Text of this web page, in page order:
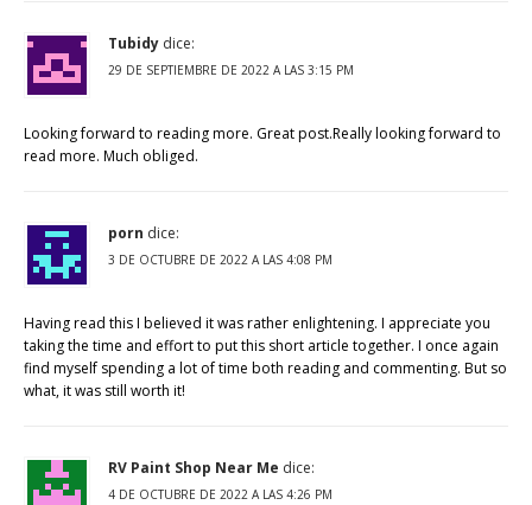
Tubidy dice:
29 DE SEPTIEMBRE DE 2022 A LAS 3:15 PM
Looking forward to reading more. Great post.Really looking forward to
read more. Much obliged.
porn dice:
3 DE OCTUBRE DE 2022 A LAS 4:08 PM
Having read this I believed it was rather enlightening. I appreciate you
taking the time and effort to put this short article together. I once again
find myself spending a lot of time both reading and commenting. But so
what, it was still worth it!
RV Paint Shop Near Me dice:
4 DE OCTUBRE DE 2022 A LAS 4:26 PM